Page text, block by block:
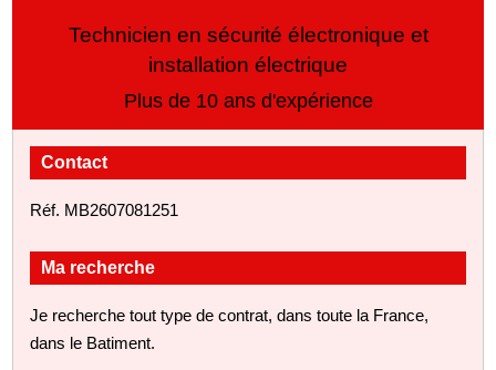
Technicien en sécurité électronique et
installation électrique
Plus de 10 ans d'expérience
Contact
Réf. MB2607081251
Ma recherche
Je recherche tout type de contrat, dans toute la France,
dans le Batiment.